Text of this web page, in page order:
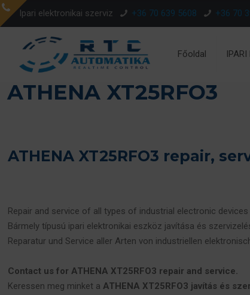
Ipari elektronikai szerviz +36 70 639 5608 +36 70
Főoldal
ATHENA XT25RFO3
ATHENA XT25RFO3 repair,
Repair and service of all types of industrial electronic
Bármely típusú ipari elektronikai eszköz javítása és
Reparatur und Service aller Arten von industriellen
Contact us for ATHENA XT25RFO3 repair and service.
Keressen meg minket aATHENA XT25RFO3 javítás és